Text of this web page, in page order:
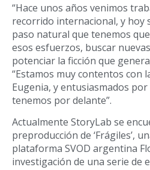
“Hace unos años venimos
recorrido internacional, y hoy
paso natural que tenemos
esos esfuerzos, buscar
potenciar la ficción que
“Estamos muy contentos con
Eugenia, y entusiasmados
tenemos por delante”.
Actualmente StoryLab se
preproducción de ‘Frágiles’,
plataforma SVOD argentina
investigación de una serie de